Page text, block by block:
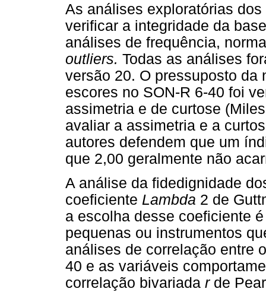
As análises exploratórias
verificar a integridade da
análises de frequência,
outliers. Todas as análises
versão 20. O pressuposto da
escores no SON-R 6-40 foi
assimetria e de curtose
avaliar a assimetria e a
autores defendem que um
que 2,00 geralmente não
A análise da fidedignidade
coeficiente Lambda 2 de
a escolha desse coeficiente
pequenas ou instrumentos
análises de correlação entre
40 e as variáveis
correlação bivariada rde